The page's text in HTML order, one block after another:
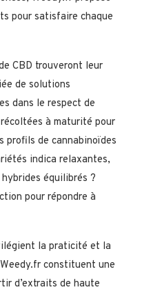
pour satisfaire chaque
CBD trouveront leur
de solutions
dans le respect de
à maturité pour
profils de cannabinoïdes
indica relaxantes,
équilibrés ?
pour répondre à
la praticité et la
constituent une
d’extraits de haute